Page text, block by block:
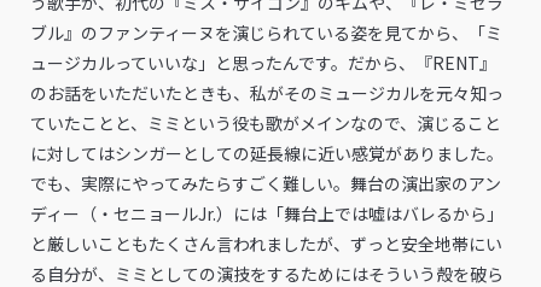
ブル』のファンティーヌを演じられている姿を見てから、「ミ
ュージカルっていいな」と思ったんです。だから、『RENT』
のお話をいただいたときも、私がそのミュージカルを元々知っ
ていたことと、ミミという役も歌がメインなので、演じること
に対してはシンガーとしての延長線に近い感覚がありました。
でも、実際にやってみたらすごく難しい。舞台の演出家のアン
ディー（・セニョールJr.）には「舞台上では嘘はバレるから」
と厳しいこともたくさん言われましたが、ずっと安全地帯にい
る自分が、ミミとしての演技をするためにはそういう殻を破ら